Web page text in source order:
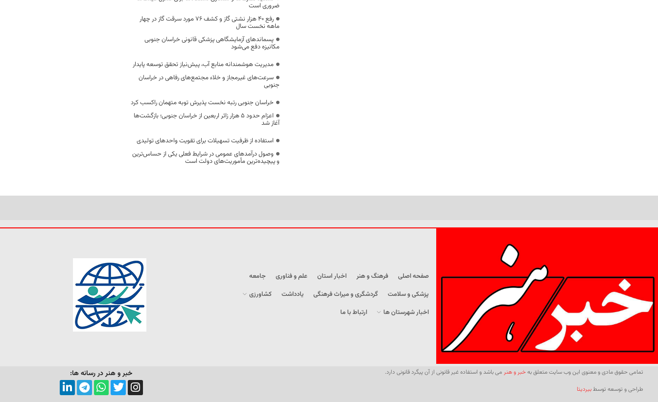
ضروری است
رفع 40 هزار نشتی گاز و کشف 76 مورد سرقت گاز در چهار
ماهه نخست سال
پسماندهای آزمایشگاهی پزشکی قانونی خراسان جنوبی
مکانیزه دفع می‌شود
مدیریت هوشمندانه منابع آب، پیش‌نیاز تحقق توسعه پایدار
سرعت‌های غیرمجاز و خلاء مجتمع‌های رفاهی در خراسان
جنوبی
خراسان جنوبی رتبه نخست پذیرش توبه متهمان راکسب کرد
اعزام حدود 5 هزار زائر اربعین از خراسان جنوبی؛ بازگشت‌ها
آغاز شد
استفاده از ظرفیت تسهیلات برای تقویت واحدهای تولیدی
وصول درآمدهای عمومی در شرایط فعلی یکی از حساس‌ترین
و پیچیده‌ترین مأموریت‌های دولت است
صفحه اصلی فرهنگ و هنر اخبار استان علم و فناوری
جامعه
پزشکی و سلامت
گردشگری و میراث فرهنگی یادداشت
کشاورزی
اخبار شهرستان ها
ارتباط با ما
تمامی حقوق مادی و معنوی این وب سایت متعلق بهخبر و هنر می باشد و استفاده غیر قانونی از آن پیگرد قانونی دارد.
طراحی و توسعه توسطبیردیتا
خبر و هنر در رسانه ها: